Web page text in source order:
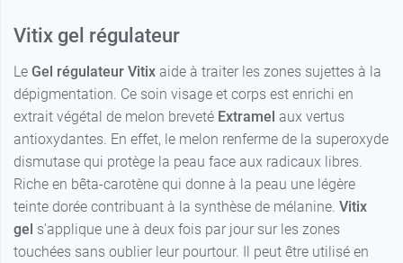
Vitix gel régulateur
Le Gel régulateur Vitix aide à traiter les zones sujettes à la
dépigmentation. Ce soin visage et corps est enrichi en
extrait végétal de melon breveté Extramel aux vertus
antioxydantes. En effet, le melon renferme de la superoxyde
dismutase qui protège la peau face aux radicaux libres.
Riche en bêta-carotène qui donne à la peau une légère
teinte dorée contribuant à la synthèse de mélanine. Vitix
gel s'applique une à deux fois par jour sur les zones
touchées sans oublier leur pourtour. Il peut être utilisé en